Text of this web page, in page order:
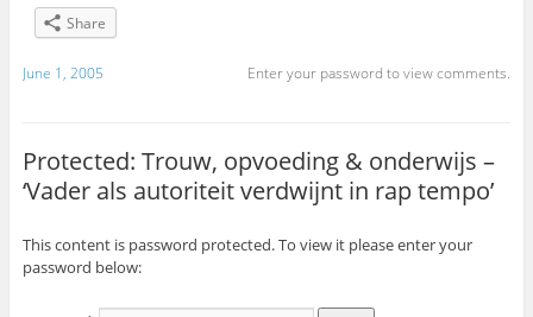
Share
June 1, 2005 Enter your password to view comments.
Protected: Trouw, opvoeding & onderwijs –
‘Vader als autoriteit verdwijnt in rap tempo’
This content is password protected. To view it please enter your
password below: